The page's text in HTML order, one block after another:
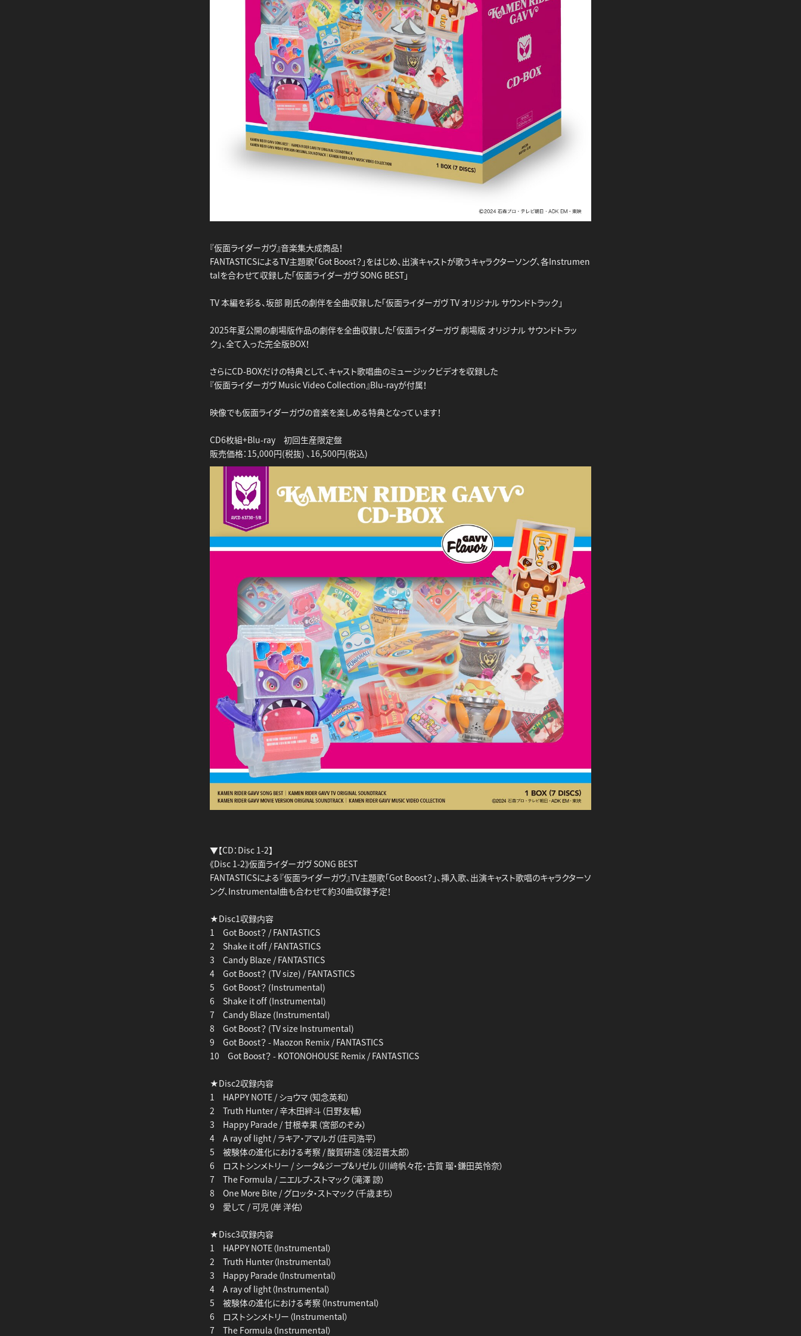
『仮面ライダーガヴ』音楽集大成商品！
FANTASTICSによるTV主題歌「Got Boost？」をはじめ、出演キャストが歌うキャラクターソング、各Instrumen
talを合わせて収録した「仮面ライダーガヴ SONG BEST」
TV 本編を彩る、坂部 剛氏の劇伴を全曲収録した「仮面ライダーガヴ TV オリジナル サウンドトラック」
2025年夏公開の劇場版作品の劇伴を全曲収録した「仮面ライダーガヴ 劇場版 オリジナル サウンドトラッ
ク」、全て入った完全版BOX！
さらにCD-BOXだけの特典として、キャスト歌唱曲のミュージックビデオを収録した
『仮面ライダーガヴ Music Video Collection』Blu-rayが付属！
映像でも仮面ライダーガヴの音楽を楽しめる特典となっています！
CD6枚組+Blu-ray 初回生産限定盤
販売価格：15,000円(税抜) 、16,500円(税込)
▼【CD：Disc 1-2】
《Disc 1-2》仮面ライダーガヴ SONG BEST
FANTASTICSによる『仮面ライダーガヴ』TV主題歌「Got Boost？」、挿入歌、出演キャスト歌唱のキャラクターソ
ング、Instrumental曲も合わせて約30曲収録予定！
★Disc1収録内容
1 Got Boost？ / FANTASTICS
2 Shake it off / FANTASTICS
3 Candy Blaze / FANTASTICS
4 Got Boost？ (TV size) / FANTASTICS
5 Got Boost？ (Instrumental)
6 Shake it off (Instrumental)
7 Candy Blaze (Instrumental)
8 Got Boost？ (TV size Instrumental)
9 Got Boost？ - Maozon Remix / FANTASTICS
10 Got Boost？ - KOTONOHOUSE Remix / FANTASTICS
★Disc2収録内容
1 HAPPY NOTE / ショウマ（知念英和）
2 Truth Hunter / 辛木田絆斗（日野友輔）
3 Happy Parade / 甘根幸果（宮部のぞみ）
4 A ray of light / ラキア・アマルガ（庄司浩平）
5 被験体の進化における考察 / 酸賀研造（浅沼晋太郎）
6 ロストシンメトリー / シータ&ジープ&リゼル（川﨑帆々花・古賀 瑠・鎌田英怜奈）
7 The Formula / ニエルブ・ストマック（滝澤 諒）
8 One More Bite / グロッタ・ストマック（千歳まち）
9 愛して / 可児（岸 洋佑）
★Disc3収録内容
1 HAPPY NOTE（Instrumental）
2 Truth Hunter（Instrumental）
3 Happy Parade（Instrumental）
4 A ray of light（Instrumental）
5 被験体の進化における考察（Instrumental）
6 ロストシンメトリー（Instrumental）
7 The Formula（Instrumental）